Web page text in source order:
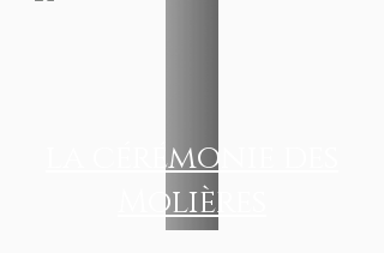
la cérémonie des
Molières